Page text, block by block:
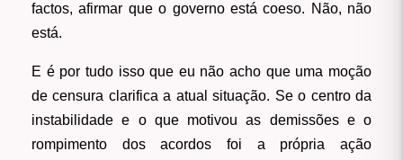
factos, afirmar que o governo está coeso. Não, não
está.
E é por tudo isso que eu não acho que uma moção
de censura clarifica a atual situação. Se o centro da
instabilidade e o que motivou as demissões e o
rompimento dos acordos foi a própria ação